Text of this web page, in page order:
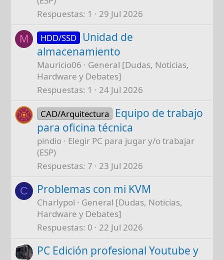
Respuestas 1 29 Jul 2026
M HDD/SSD Unidad de
almacenamiento
Mauricio06
General [Dudas, Noticias,
Hardware y Debates]
Respuestas 1 24 Jul 2026
CAD/Arquitectura
Equipo de trabajo
para oficina técnica
pindio
Elegir PC para jugar y/o trabajar
(ESP)
Respuestas 7 23 Jul 2026
C Problemas con mi KVM
Charlypol
General [Dudas, Noticias,
Hardware y Debates]
Respuestas 0 22 Jul 2026
PC Edición profesional Youtube y